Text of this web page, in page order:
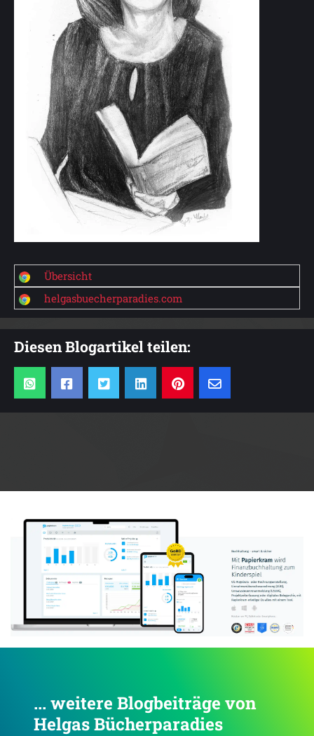
Übersicht
helgasbuecherparadies.com
Diesen Blogartikel teilen:
... weitere Blogbeiträge von
Helgas Bücherparadies